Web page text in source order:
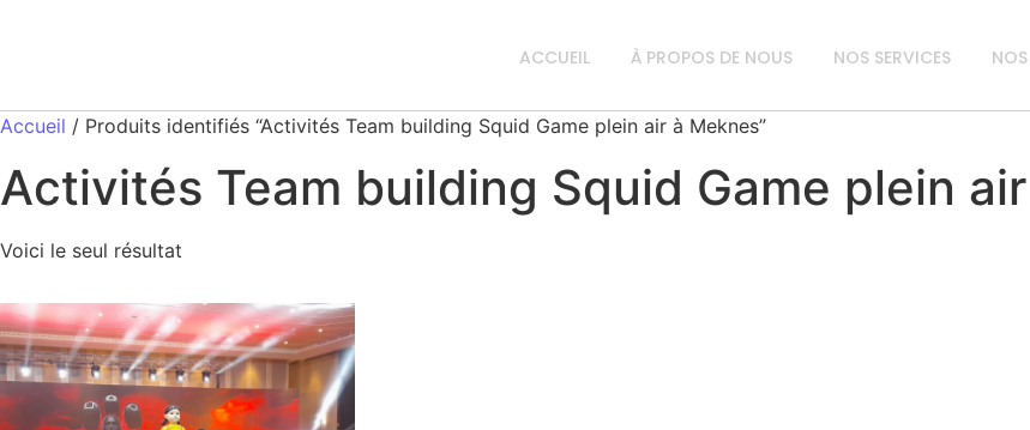
ACCUEIL À PROPOS DE NOUS NOS SERVICES
Accueil / Produits identifiés “Activités Team building Squid Game plein air à Meknes”
Activités Team building Squid Game plein
Voici le seul résultat